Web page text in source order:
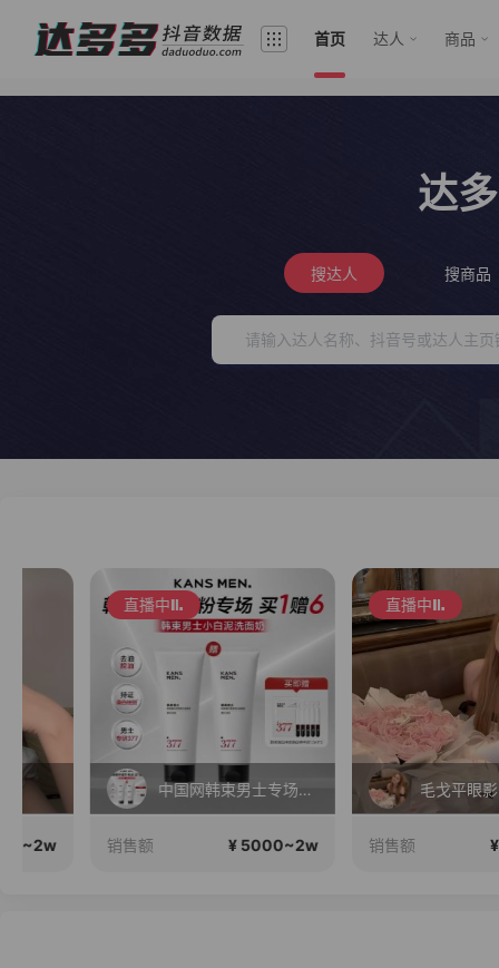
首页 达人 商品
达
搜达人 搜商品
中国网韩束男士专场！男士小白泥洗面奶，更适合中国男人肤质！
销售额 ¥ 5000~2w
直播中
毛戈平眼影
销售额 ¥